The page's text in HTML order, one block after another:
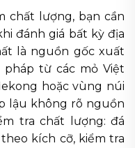
chất lượng, bạn cần
đánh giá bất kỳ địa
là nguồn gốc xuất
từ các mỏ Việt
hoặc vùng núi
lậu không rõ nguồn
tra chất lượng: đá
kích cỡ, kiểm tra